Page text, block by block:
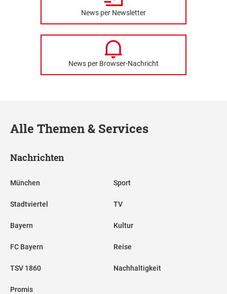
News per Newsletter
News per Browser-Nachricht
Alle Themen & Services
Nachrichten
München
Stadtviertel
Bayern
FC Bayern
TSV 1860
Promis
Sport
TV
Kultur
Reise
Nachhaltigkeit